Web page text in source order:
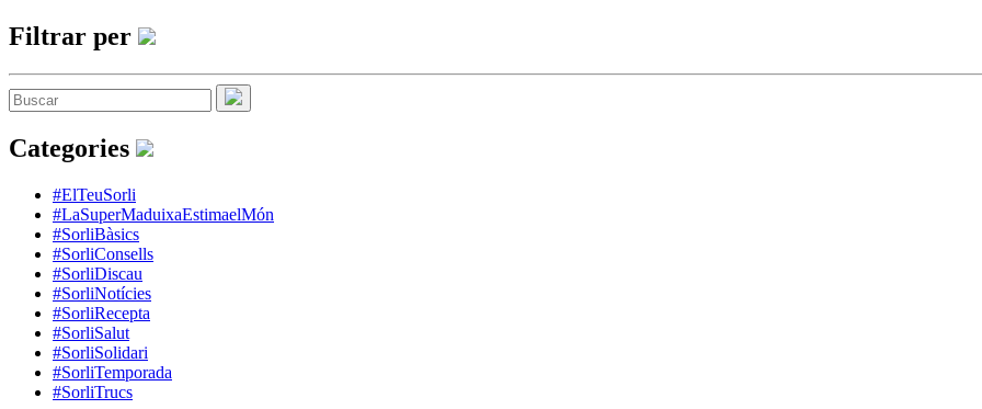
Filtrar per
Categories
#ElTeuSorli
#LaSuperMaduixaEstimaelMón
#SorliBàsics
#SorliConsells
#SorliDiscau
#SorliNotícies
#SorliRecepta
#SorliSalut
#SorliSolidari
#SorliTemporada
#SorliTrucs